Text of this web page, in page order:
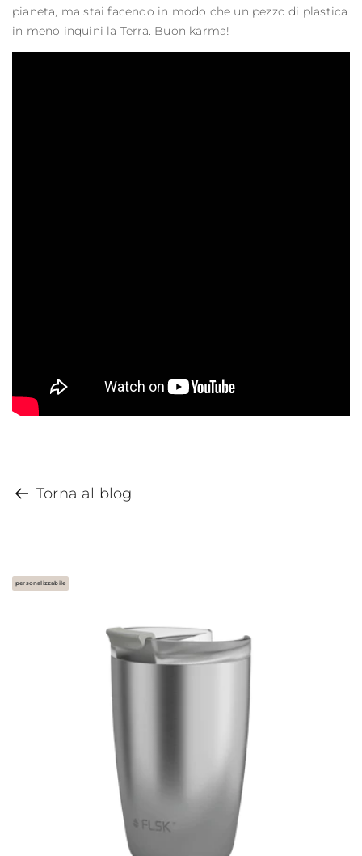
pianeta, ma stai facendo in modo che un pezzo di plastica
in meno inquini la Terra. Buon karma!
Torna al blog
personalizzabile